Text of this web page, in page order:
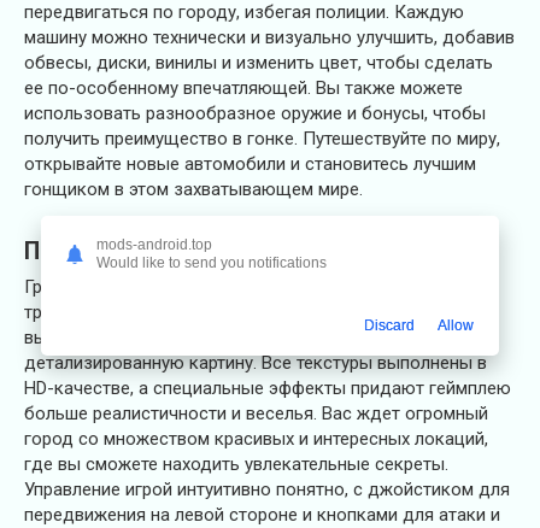
передвигаться по городу, избегая полиции. Каждую
машину можно технически и визуально улучшить, добавив
обвесы, диски, винилы и изменить цвет, чтобы сделать
ее по-особенному впечатляющей. Вы также можете
использовать разнообразное оружие и бонусы, чтобы
получить преимущество в гонке. Путешествуйте по миру,
открывайте новые автомобили и становитесь лучшим
гонщиком в этом захватывающем мире.
Преимущества
Графика в MadOut2 BigCityOnline восхищает своим
трехмерным моделированием объектов и
высококачественными шейдерами, создавая
детализированную картину. Все текстуры выполнены в
HD-качестве, а специальные эффекты придают геймплею
больше реалистичности и веселья. Вас ждет огромный
город со множеством красивых и интересных локаций,
где вы сможете находить увлекательные секреты.
Управление игрой интуитивно понятно, с джойстиком для
передвижения на левой стороне и кнопками для атаки и
mods-android.top
Would like to send you notifications
Discard Allow